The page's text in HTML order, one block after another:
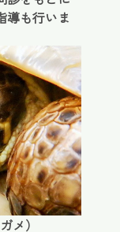
導も行いま
メ）